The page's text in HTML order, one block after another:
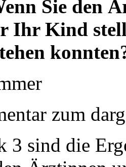
Sie den
Ihr Kind
zum
3 sind die